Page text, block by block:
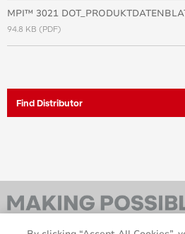
MPI™ 3021
94.8 KB (PDF)
Find Distributor